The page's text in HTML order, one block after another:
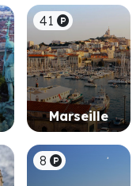
41
Marseille
8